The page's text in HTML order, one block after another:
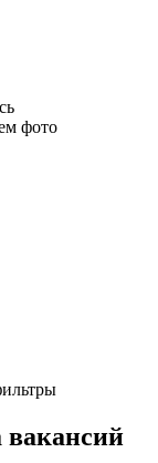
фото